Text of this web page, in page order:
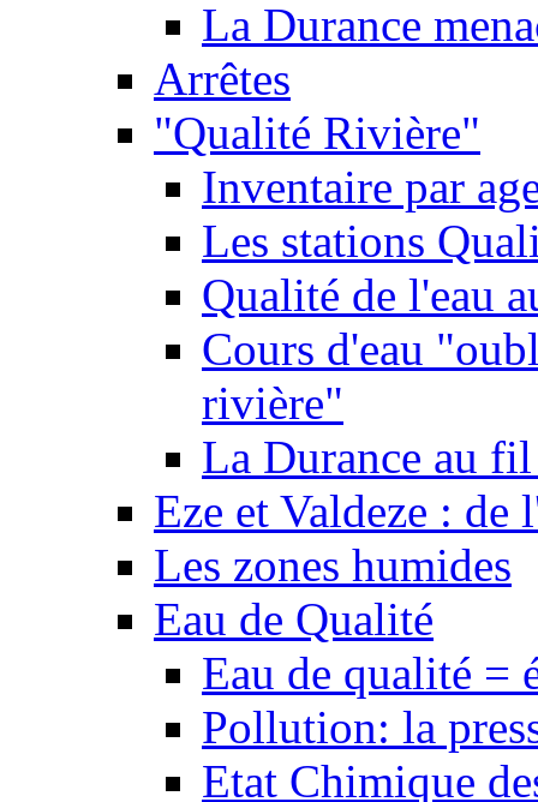
La Durance
Arrêtes
"Qualité Rivière"
Inventaire par
Les stations
Qualité de l'eau
Cours d'eau
rivière"
La Durance au
Eze et Valdeze : de
Les zones humides
Eau de Qualité
Eau de qualité =
Pollution: la
Etat Chimique